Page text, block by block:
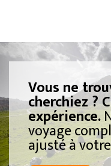
Vous ne
cherchiez ?
expérience.
voyage
ajusté à